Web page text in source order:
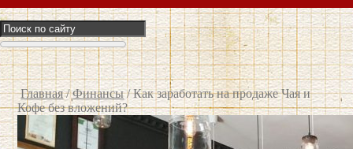
Главная/Финансы/Как заработать на продаже Чая и
Кофе без вложений?